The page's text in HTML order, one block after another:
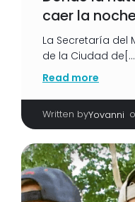
caer la
La Secretaría del
de la Ciudad de[…]
Read more
Written byYovanni